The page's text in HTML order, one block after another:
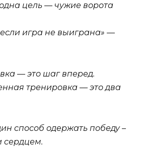
цель — чужие ворота
игра не выиграна» —
— это шаг вперед.
тренировка — это два
способ одержать победу –
сердцем.